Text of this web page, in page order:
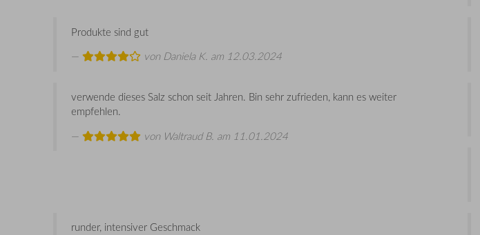
Produkte sind gut
von Daniela K. am 12.03.2024
verwende dieses Salz schon seit Jahren. Bin sehr zufrieden, kann es weiter
empfehlen.
von Waltraud B. am 11.01.2024
runder, intensiver Geschmack